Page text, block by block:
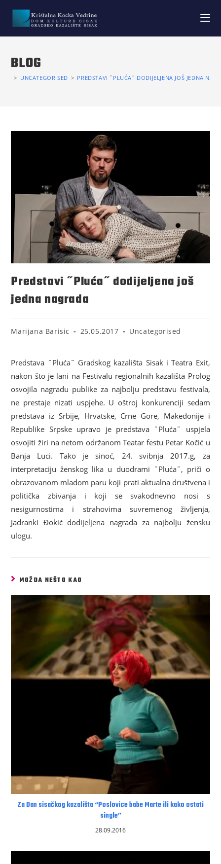
BLOG
> UNCATEGORISED > PREDSTAVI ˝PLUĆA˝ DODIJELJENA JOŠ JEDNA
Predstavi ˝Pluća˝ dodijeljena još
jedna nagrada
Marijana Barisic 25.05.2017 Uncategorised
Predstava ˝Pluća˝ Gradskog kazališta Sisak i Teatra Exit,
nakon što je lani na Festivalu regionalnih kazališta Prolog
osvojila nagradu publike za najbolju predstavu festivala,
ne prestaje nizati uspjehe. U oštroj konkurenciji sedam
predstava iz Srbije, Hrvatske, Crne Gore, Makedonije i
Republike Srpske upravo je predstava ˝Pluća˝ uspjela
osvojiti žiri na netom održanom Teatar festu Petar Kočić u
Banja Luci. Tako je sinoć, 24. svibnja 2017.g, za
interpretaciju ženskog lika u duodrami ˝Pluća˝, priči o
obrazovanom mladom paru koji prati aktualna društvena i
politička zbivanja i koji se svakodnevno nosi s
nesigurnostima i strahovima suvremenog življenja,
Jadranki Đokić dodijeljena nagrada za najbolju žensku
ulogu.
MOŽDA NEŠTO KAO
Za Dan sisačkog kazališta “Poslovice babe Marte ili kako ostati
single”
28.09.2016